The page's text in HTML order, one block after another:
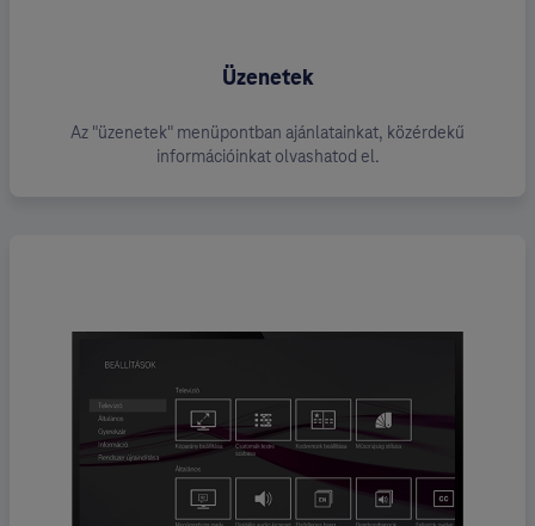
Üzenetek
Az "üzenetek" menüpontban ajánlatainkat, közérdekű
információinkat olvashatod el.